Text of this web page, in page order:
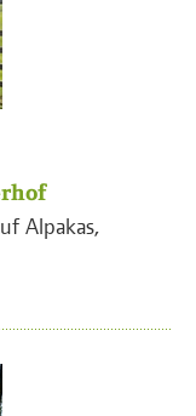
Alpakas,